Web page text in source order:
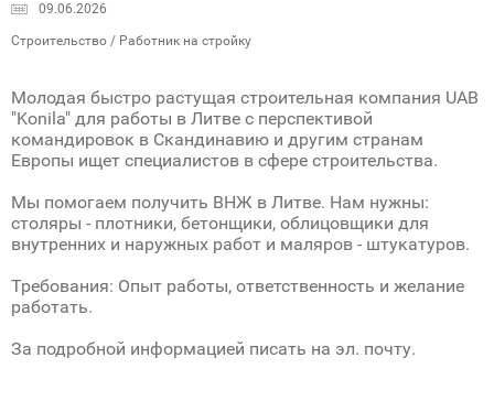
09.06.2026
Строительство / Работник на стройку
Молодая быстро растущая строительная компания UAB
"Konila" для работы в Литве с перспективой
командировок в Скандинавию и другим странам
Европы ищет специалистов в сфере строительства.
Мы помогаем получить ВНЖ в Литве. Нам нужны:
столяры - плотники, бетонщики, облицовщики для
внутренних и наружных работ и маляров - штукатуров.
Требования: Опыт работы, ответственность и желание
работать.
За подробной информацией писать на эл. почту.